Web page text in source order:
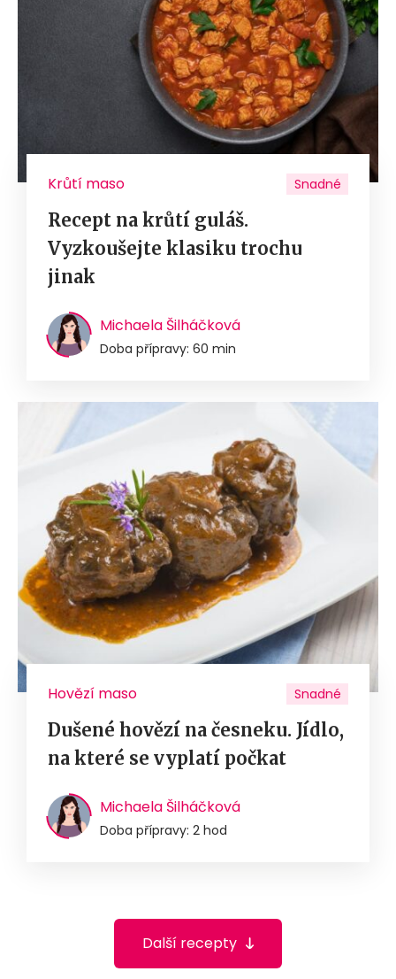
Krůtí maso Snadné
Recept na krůtí guláš.
Vyzkoušejte klasiku trochu
jinak
Michaela Šilháčková
Doba přípravy: 60 min
Hovězí maso Snadné
Dušené hovězí na česneku. Jídlo,
na které se vyplatí počkat
Michaela Šilháčková
Doba přípravy: 2 hod
Další recepty